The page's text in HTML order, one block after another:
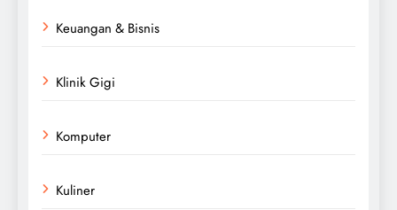
Keuangan & Bisnis
Klinik Gigi
Komputer
Kuliner